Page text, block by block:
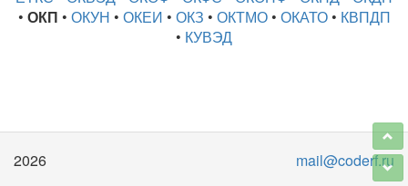
• ОКП • ОКУН • ОКЕИ • ОКЗ • ОКТМО• ОКАТО• КВПДП
• КУВЭД
2026 mail@coderf.ru